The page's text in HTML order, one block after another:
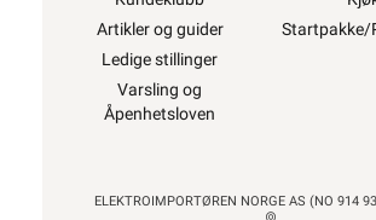
1650W
1900W
Artikler og guider
Ledige stillinger
Varsling og
Åpenhetsloven
Startpakke/
ELEKTROIMPORTØREN NORGE AS (NO 914